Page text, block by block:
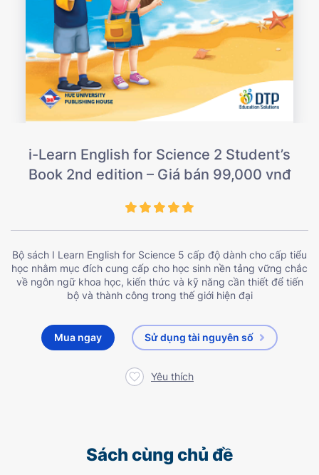
i-Learn English for Science 2 Student’s
Book 2nd edition – Giá bán 99,000 vnđ
Bộ sách I Learn English for Science 5 cấp độ dành cho cấp tiểu
học nhằm mục đích cung cấp cho học sinh nền tảng vững chắc
về ngôn ngữ khoa học, kiến thức và kỹ năng cần thiết để tiến
bộ và thành công trong thế giới hiện đại
Mua ngay Sử dụng tài nguyên số
Yêu thích
Sách cùng chủ đề